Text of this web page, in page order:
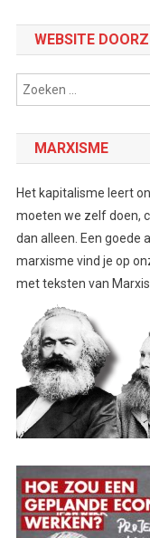
WEBSITE
MARXISME
Het kapitalisme leert
moeten we zelf doen,
dan alleen. Een goede
marxisme vind je op
met teksten van